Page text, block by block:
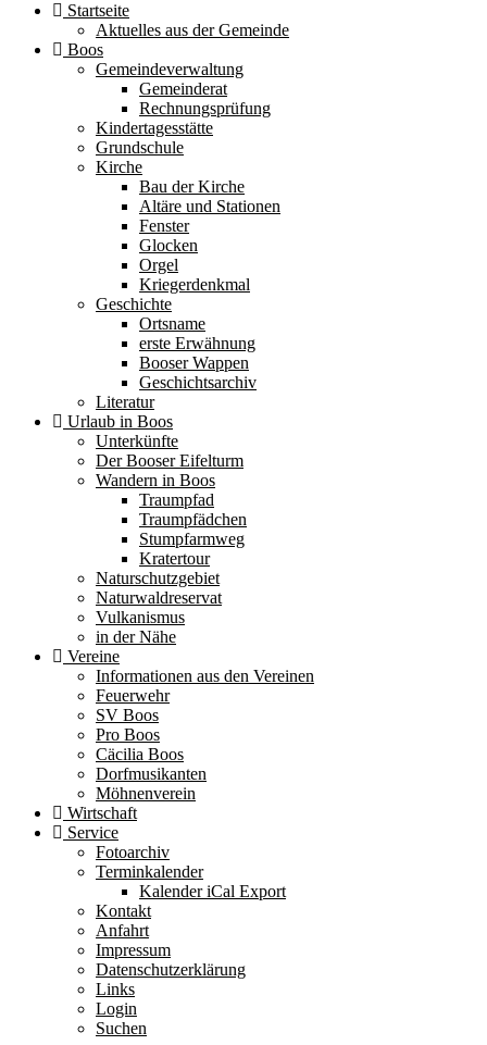
Startseite
Aktuelles aus der Gemeinde
Boos
Gemeindeverwaltung
Gemeinderat
Rechnungsprüfung
Kindertagesstätte
Grundschule
Kirche
Bau der Kirche
Altäre und Stationen
Fenster
Glocken
Orgel
Kriegerdenkmal
Geschichte
Ortsname
erste Erwähnung
Booser Wappen
Geschichtsarchiv
Literatur
Urlaub in Boos
Unterkünfte
Der Booser Eifelturm
Wandern in Boos
Traumpfad
Traumpfädchen
Stumpfarmweg
Kratertour
Naturschutzgebiet
Naturwaldreservat
Vulkanismus
in der Nähe
Vereine
Informationen aus den Vereinen
Feuerwehr
SV Boos
Pro Boos
Cäcilia Boos
Dorfmusikanten
Möhnenverein
Wirtschaft
Service
Fotoarchiv
Terminkalender
Kalender iCal Export
Kontakt
Anfahrt
Impressum
Datenschutzerklärung
Links
Login
Suchen